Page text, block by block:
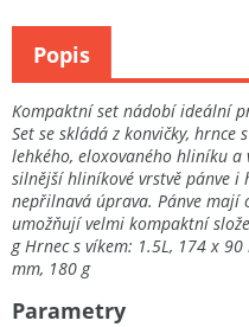
Kompaktní set nádobí ideální
Set se skládá z konvičky, hrnce
lehkého, eloxovaného hliníku a
silnější hliníkové vrstvě pánve
nepřilnavá úprava. Pánve
umožňují velmi kompaktní
g Hrnec s víkem: 1.5L, 174 x
mm, 180 g
Parametry
Popis